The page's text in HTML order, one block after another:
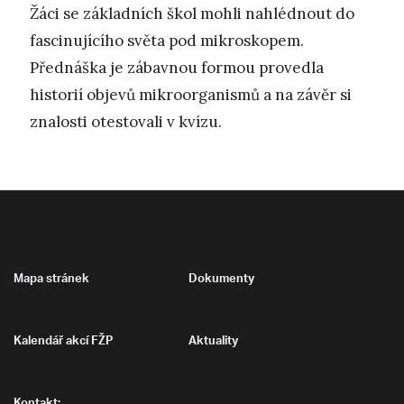
Žáci se základních škol mohli nahlédnout do
fascinujícího světa pod mikroskopem.
Přednáška je zábavnou formou provedla
historií objevů mikroorganismů a na závěr si
znalosti otestovali v kvízu.
Mapa stránek Dokumenty
Kalendář akcí FŽP Aktuality